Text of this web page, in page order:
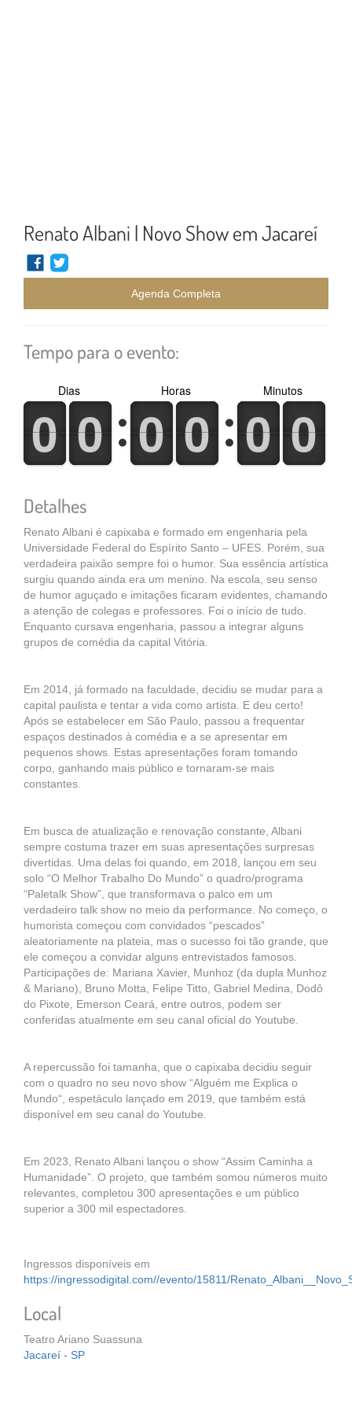
Renato Albani | Novo Show em Jacareí
Agenda Completa
Tempo para o evento:
0
0
1
1 0
0
1
1
Dias
0
0
1
1 0
0
1
1
Horas
0
0
1
1 0
0
1
1
Minutos
Detalhes
Renato Albani é capixaba e formado em engenharia pela
Universidade Federal do Espírito Santo – UFES. Porém, sua
verdadeira paixão sempre foi o humor. Sua essência artística
surgiu quando ainda era um menino. Na escola, seu senso
de humor aguçado e imitações ficaram evidentes, chamando
a atenção de colegas e professores. Foi o início de tudo.
Enquanto cursava engenharia, passou a integrar alguns
grupos de comédia da capital Vitória.
Em 2014, já formado na faculdade, decidiu se mudar para a
capital paulista e tentar a vida como artista. E deu certo!
Após se estabelecer em São Paulo, passou a frequentar
espaços destinados à comédia e a se apresentar em
pequenos shows. Estas apresentações foram tomando
corpo, ganhando mais público e tornaram-se mais
constantes.
Em busca de atualização e renovação constante, Albani
sempre costuma trazer em suas apresentações surpresas
divertidas. Uma delas foi quando, em 2018, lançou em seu
solo “O Melhor Trabalho Do Mundo” o quadro/programa
“Paletalk Show”, que transformava o palco em um
verdadeiro talk show no meio da performance. No começo, o
humorista começou com convidados “pescados”
aleatoriamente na plateia, mas o sucesso foi tão grande, que
ele começou a convidar alguns entrevistados famosos.
Participações de: Mariana Xavier, Munhoz (da dupla Munhoz
& Mariano), Bruno Motta, Felipe Titto, Gabriel Medina, Dodô
do Pixote, Emerson Ceará, entre outros, podem ser
conferidas atualmente em seu canal oficial do Youtube.
A repercussão foi tamanha, que o capixaba decidiu seguir
com o quadro no seu novo show “Alguém me Explica o
Mundo“, espetáculo lançado em 2019, que também está
disponível em seu canal do Youtube.
Em 2023, Renato Albani lançou o show “Assim Caminha a
Humanidade”. O projeto, que também somou números muito
relevantes, completou 300 apresentações e um público
superior a 300 mil espectadores.
Ingressos disponíveis em
https://ingressodigital.com//evento/15811/
Local
Teatro Ariano Suassuna
Jacareí - SP